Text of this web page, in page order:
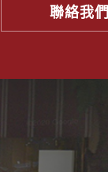
聯絡我們